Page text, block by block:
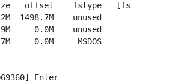
offset    fstype   [fsize
1498.7M    unused        0
0.0M    unused        0
0.0M     MSDOS
Enter